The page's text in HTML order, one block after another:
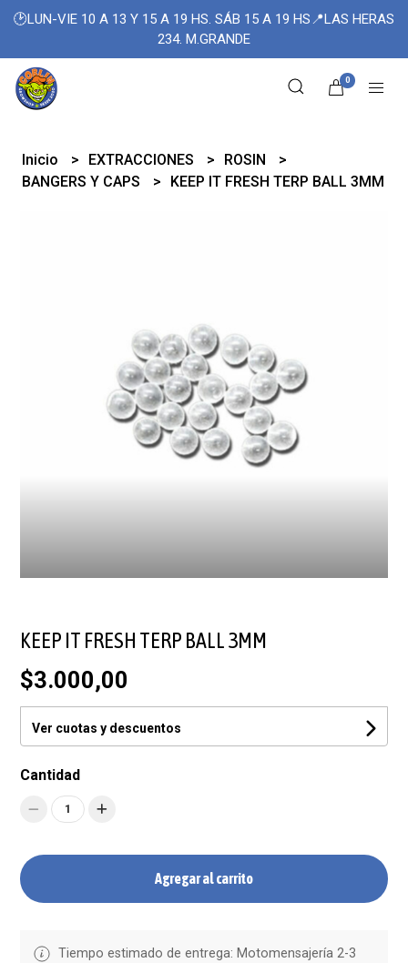
🕑LUN-VIE 10 A 13 Y 15 A 19 HS. SÁB 15 A 19 HS📍LAS HERAS
234. M.GRANDE
0
Inicio EXTRACCIONES
ROSIN
BANGERS Y CAPS
KEEP IT FRESH TERP BALL 3MM
KEEP IT FRESH TERP BALL 3MM
$3.000,00
Ver cuotas y descuentos
Cantidad
1
Agregar al carrito
Tiempo estimado de entrega: Motomensajería 2-3